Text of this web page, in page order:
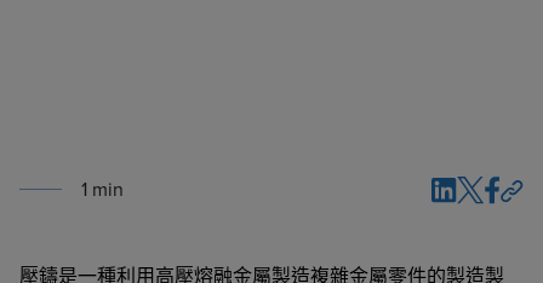
1 min
壓鑄是一種利用高壓熔融金屬製造複雜金屬零件的製造製